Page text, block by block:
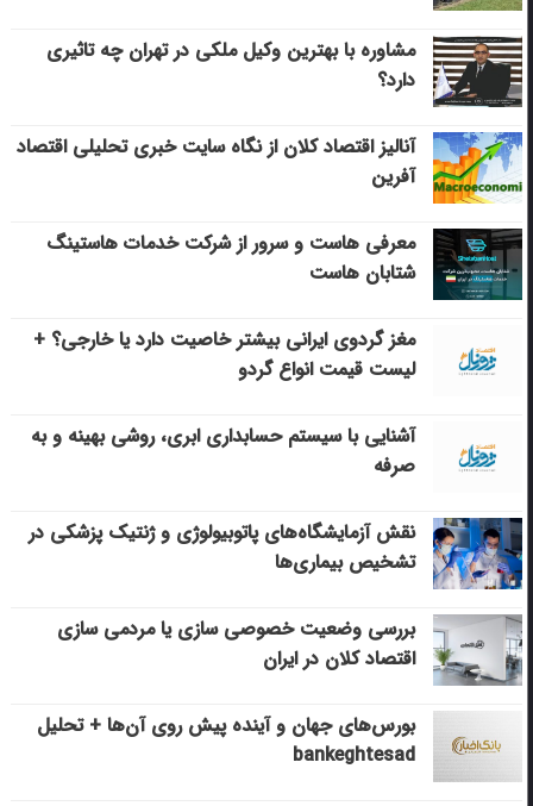
مشاوره با بهترین وکیل ملکی در تهران چه تاثیری
دارد؟
آنالیز اقتصاد کلان از نگاه سایت خبری تحلیلی اقتصاد
آفرین
معرفی هاست و سرور از شرکت خدمات هاستینگ
شتابان هاست
مغز گردوی ایرانی بیشتر خاصیت دارد یا خارجی؟ +
لیست قیمت انواع گردو
آشنایی با سیستم حسابداری ابری، روشی بهینه و به
صرفه
نقش آزمایشگاه‌های پاتوبیولوژی و ژنتیک پزشکی در
تشخیص بیماری‌ها
بررسی وضعیت خصوصی سازی یا مردمی سازی
اقتصاد کلان در ایران
بورس‌های جهان و آینده پیش روی آن‌ها + تحلیل
bankeghtesad